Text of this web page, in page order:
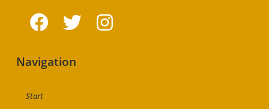
Navigation
Start